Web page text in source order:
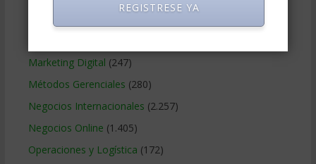
Marketing Digital (247)
Métodos Gerenciales (280)
Negocios Internacionales (2.257)
Negocios Online (1.405)
Operaciones y Logística (172)
REGISTRESE YA